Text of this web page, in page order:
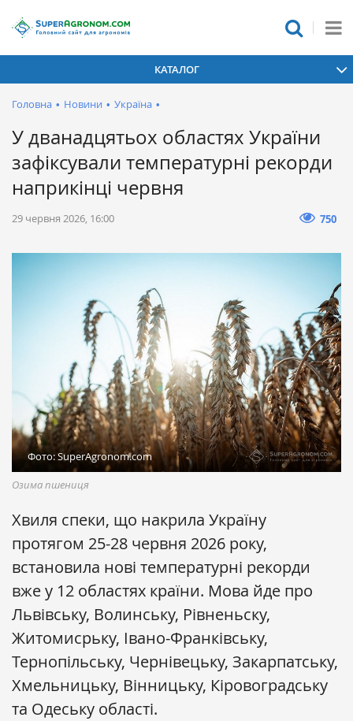
КАТАЛОГ
Головна • Новини • Україна •
У дванадцятьох областях України
зафіксували температурні рекорди
наприкінці червня
29 червня 2026, 16:00 750
Фото: SuperAgronom.com
Озима пшениця
Хвиля спеки, що накрила Україну
протягом 25-28 червня 2026 року,
встановила нові температурні рекорди
вже у 12 областях країни. Мова йде про
Львівську, Волинську, Рівненьску,
Житомисрьку, Івано-Франківську,
Тернопільську, Чернівецьку, Закарпатську,
Хмельницьку, Вінницьку, Кіровоградську
та Одеську області.